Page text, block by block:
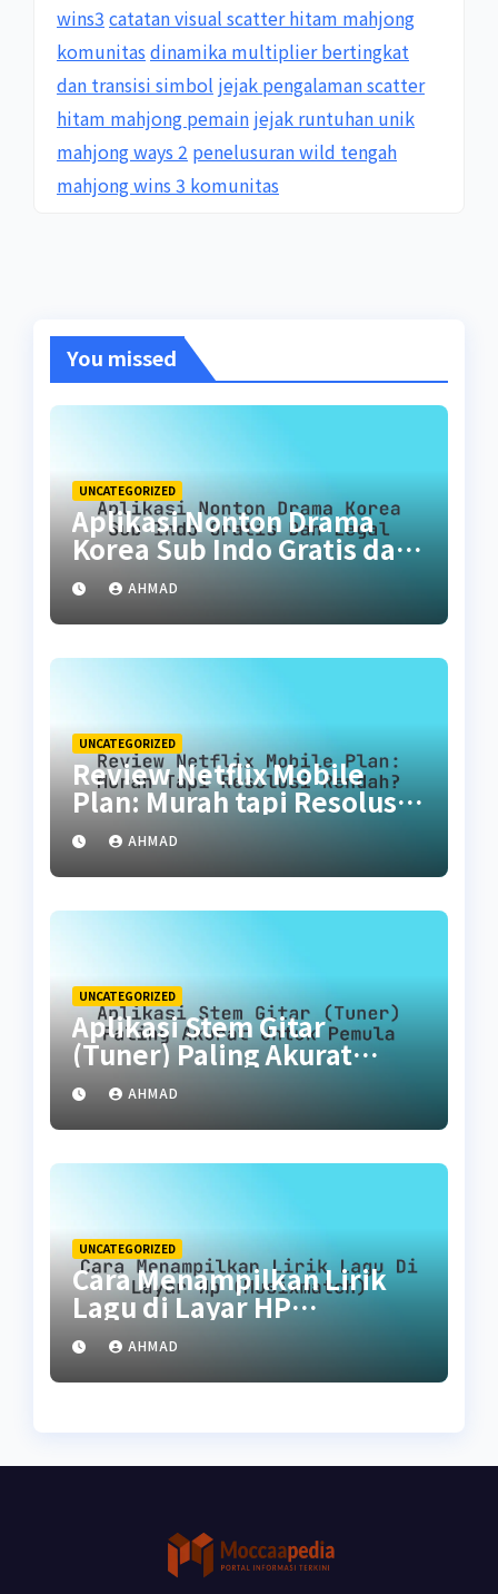
wins3 catatan visual scatter hitam mahjong
komunitas dinamika multiplier bertingkat
dan transisi simbol jejak pengalaman scatter
hitam mahjong pemain jejak runtuhan unik
mahjong ways 2 penelusuran wild tengah
mahjong wins 3 komunitas
You missed
UNCATEGORIZED
Aplikasi Nonton Drama
Korea Sub Indo Gratis dan
LegalAHMAD
UNCATEGORIZED
Review Netflix Mobile
Plan: Murah tapi Resolusi
Rendah?
AHMAD
UNCATEGORIZED
Aplikasi Stem Gitar
(Tuner) Paling Akurat
untuk Pemula
AHMAD
UNCATEGORIZED
Cara Menampilkan Lirik
Lagu di Layar HP
(Musixmatch)
AHMAD